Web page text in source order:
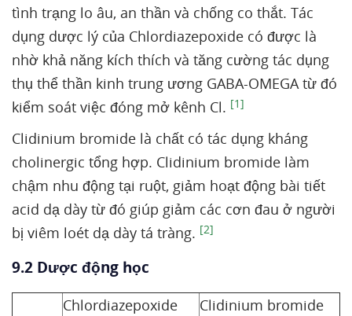
tình trạng lo âu, an thần và chống co thắt. Tác
dụng dược lý của Chlordiazepoxide có được là
nhờ khả năng kích thích và tăng cường tác dụng
thụ thể thần kinh trung ương GABA-OMEGA từ đó
kiểm soát việc đóng mở kênh Cl. [1]
Clidinium bromide là chất có tác dụng kháng
cholinergic tổng hợp. Clidinium bromide làm
chậm nhu động tại ruột, giảm hoạt động bài tiết
acid dạ dày từ đó giúp giảm các cơn đau ở người
bị viêm loét dạ dày tá tràng. [2]
9.2 Dược động học
Chlordiazepoxide
Clidinium bromide